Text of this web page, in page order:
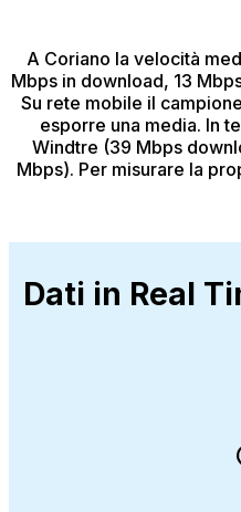
A Coriano la velocità
Mbps in download, 13
Su rete mobile il
esporre una media. In
Windtre (39 Mbps
Mbps). Per misurare la
Dati in Real